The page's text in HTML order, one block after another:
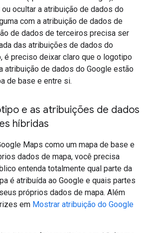
ocultar a atribuição de dados do
com a atribuição de dados de
de dados de terceiros precisa ser
das atribuições de dados do
é preciso deixar claro que o logotipo
atribuição de dados do Google estão
de base e entre si.
e as atribuições de dados
híbridas
Maps como um mapa de base e
dados de mapa, você precisa
entenda totalmente qual parte da
é atribuída ao Google e quais partes
próprios dados de mapa. Além
em Mostrar atribuição do Google